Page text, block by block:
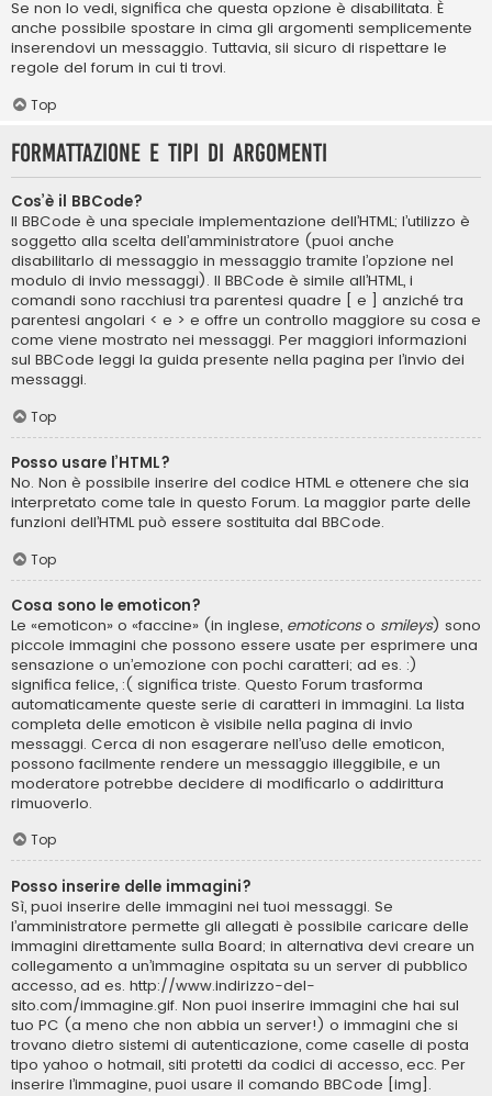
Se non lo vedi, significa che questa opzione è disabilitata. È
anche possibile spostare in cima gli argomenti semplicemente
inserendovi un messaggio. Tuttavia, sii sicuro di rispettare le
regole del forum in cui ti trovi.
Top
Formattazione e tipi di argomenti
Cos’è il BBCode?
Il BBCode è una speciale implementazione dell’HTML; l’utilizzo è
soggetto alla scelta dell’amministratore (puoi anche
disabilitarlo di messaggio in messaggio tramite l’opzione nel
modulo di invio messaggi). Il BBCode è simile all’HTML, i
comandi sono racchiusi tra parentesi quadre [ e ] anziché tra
parentesi angolari < e > e offre un controllo maggiore su cosa e
come viene mostrato nei messaggi. Per maggiori informazioni
sul BBCode leggi la guida presente nella pagina per l’invio dei
messaggi.
Top
Posso usare l’HTML?
No. Non è possibile inserire del codice HTML e ottenere che sia
interpretato come tale in questo Forum. La maggior parte delle
funzioni dell’HTML può essere sostituita dal BBCode.
Top
Cosa sono le emoticon?
Le «emoticon» o «faccine» (in inglese, emoticonso smileys) sono
piccole immagini che possono essere usate per esprimere una
sensazione o un’emozione con pochi caratteri; ad es. :)
significa felice, :( significa triste. Questo Forum trasforma
automaticamente queste serie di caratteri in immagini. La lista
completa delle emoticon è visibile nella pagina di invio
messaggi. Cerca di non esagerare nell’uso delle emoticon,
possono facilmente rendere un messaggio illeggibile, e un
moderatore potrebbe decidere di modificarlo o addirittura
rimuoverlo.
Top
Posso inserire delle immagini?
Sì, puoi inserire delle immagini nei tuoi messaggi. Se
l’amministratore permette gli allegati è possibile caricare delle
immagini direttamente sulla Board; in alternativa devi creare un
collegamento a un’immagine ospitata su un server di pubblico
accesso, ad es. http://www.indirizzo-del-
sito.com/immagine.gif. Non puoi inserire immagini che hai sul
tuo PC (a meno che non abbia un server!) o immagini che si
trovano dietro sistemi di autenticazione, come caselle di posta
tipo yahoo o hotmail, siti protetti da codici di accesso, ecc. Per
inserire l’immagine, puoi usare il comando BBCode [img].